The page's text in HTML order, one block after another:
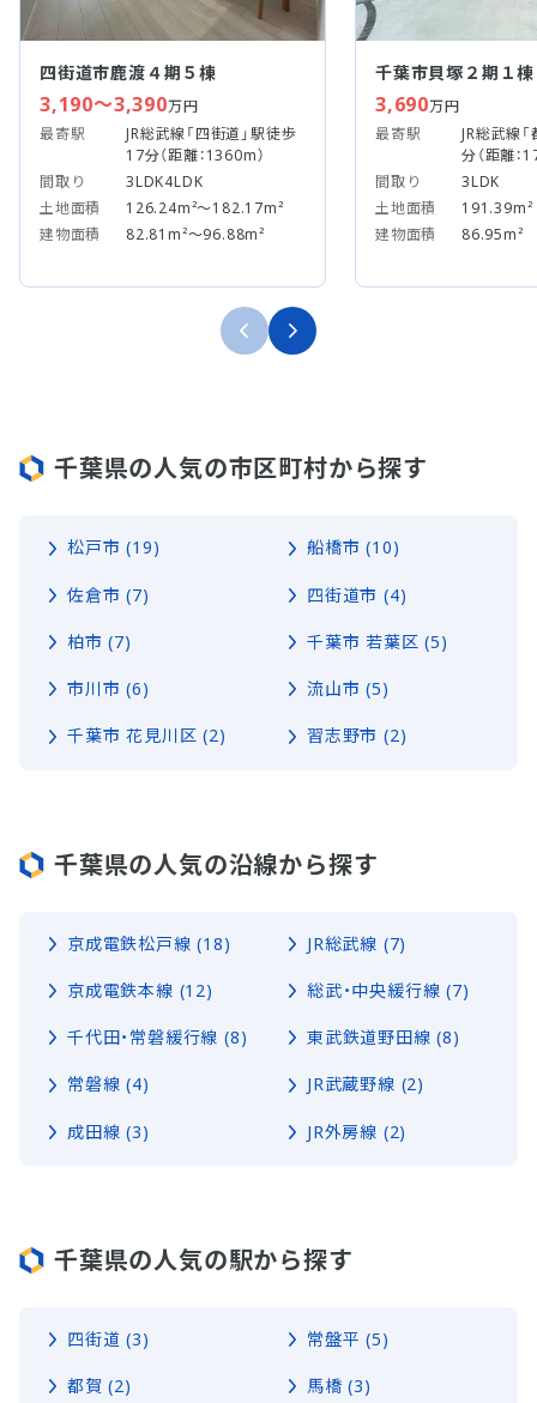
四街道市鹿渡４期５棟
3,190～3,390万円
最寄駅
JR総武線「四街道」駅徒歩
17分（距離：1360m）
間取り
3LDK4LDK
土地面積
126.24m²～182.17m²
建物面積
82.81m²～96.88m²
千葉市貝塚２期１棟
3,690万円
最寄駅
JR総武線
分（距離：
間取り
3LDK
土地面積
191.39m²
建物面積
86.95m²
千葉県の人気の市区町村から探す
松戸市 (19) 船橋市 (10)
佐倉市 (7) 四街道市 (4)
柏市 (7) 千葉市 若葉区 (5)
市川市 (6) 流山市 (5)
千葉市 花見川区 (2) 習志野市 (2)
千葉県の人気の沿線から探す
京成電鉄松戸線 (18) JR総武線 (7)
京成電鉄本線 (12) 総武・中央緩行線 (7)
千代田・常磐緩行線 (8) 東武鉄道野田線 (8)
常磐線 (4) JR武蔵野線 (2)
成田線 (3) JR外房線 (2)
千葉県の人気の駅から探す
四街道 (3) 常盤平 (5)
都賀 (2) 馬橋 (3)